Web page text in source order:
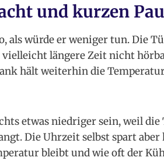
und kurzen
würde er weniger tun. Die
längere Zeit nicht
hält weiterhin die
etwas niedriger sein, weil
Die Uhrzeit selbst spart aber
bleibt und wie oft der